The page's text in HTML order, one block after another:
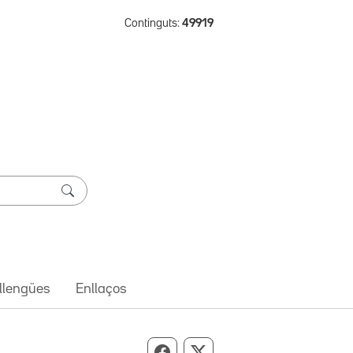
Continguts: 49919
Enllaços